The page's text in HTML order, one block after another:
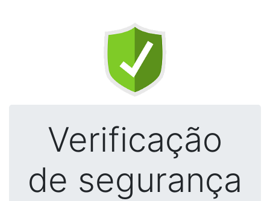
Verificação
de segurança